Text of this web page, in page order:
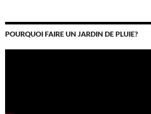
POURQUOI FAIRE UN JARDIN DE PLUIE?